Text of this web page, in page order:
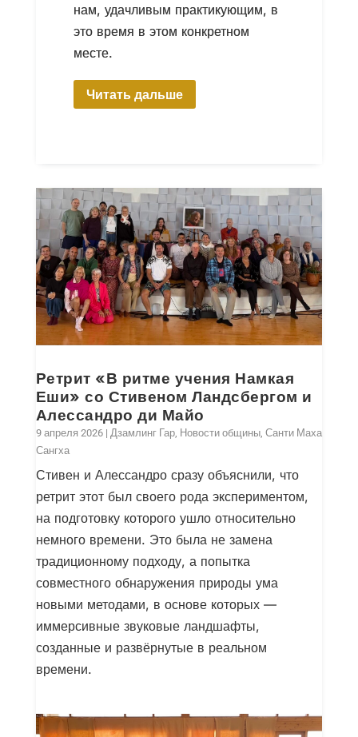
нам, удачливым практикующим, в
это время в этом конкретном
месте.
Читать дальше
Ретрит «В ритме учения Намкая
Еши» со Стивеном Ландсбергом и
Алессандро ди Майо
9 апреля 2026| Дзамлинг Гар, Новости общины, Санти Маха
Сангха
Стивен и Алессандро сразу объяснили, что
ретрит этот был своего рода экспериментом,
на подготовку которого ушло относительно
немного времени. Это была не замена
традиционному подходу, а попытка
совместного обнаружения природы ума
новыми методами, в основе которых —
иммерсивные звуковые ландшафты,
созданные и развёрнутые в реальном
времени.